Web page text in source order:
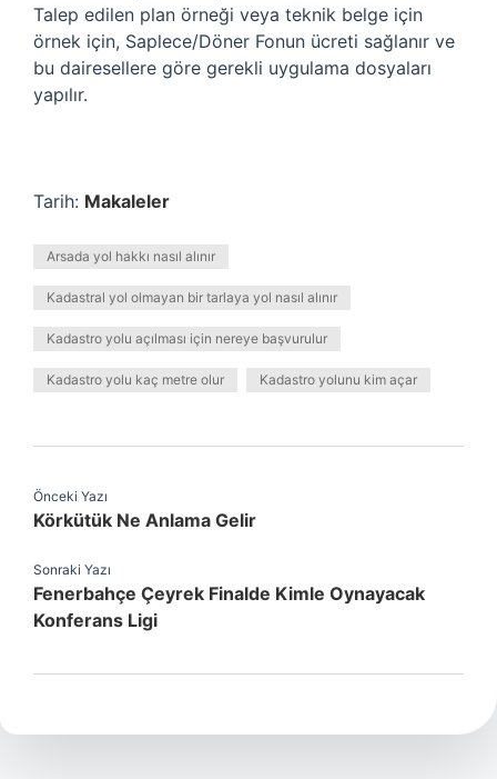
Talep edilen plan örneği veya teknik belge için
örnek için, Saplece/Döner Fonun ücreti sağlanır ve
bu dairesellere göre gerekli uygulama dosyaları
yapılır.
Tarih: Makaleler
Arsada yol hakkı nasıl alınır
Kadastral yol olmayan bir tarlaya yol nasıl alınır
Kadastro yolu açılması için nereye başvurulur
Kadastro yolu kaç metre olur Kadastro yolunu kim açar
Önceki Yazı
Körkütük Ne Anlama Gelir
Sonraki Yazı
Fenerbahçe Çeyrek Finalde Kimle Oynayacak
Konferans Ligi